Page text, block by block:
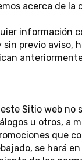
acerca de la
información
previo aviso,
Sitio web
u otros, a
que
se hará